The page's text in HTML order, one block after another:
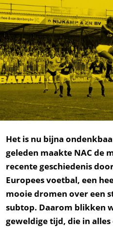
Het is nu bijna
geleden maakte NAC de
recente geschiedenis
Europees voetbal, een
mooie dromen over een
subtop. Daarom blikken
geweldige tijd, die in